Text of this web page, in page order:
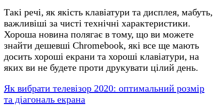
Такі речі, як якість клавіатури та дисплея, мабуть,
важливіші за чисті технічні характеристики.
Хороша новина полягає в тому, що ви можете
знайти дешевші Chromebook, які все ще мають
досить хороші екрани та хороші клавіатури, на
яких ви не будете проти друкувати цілий день.
Як вибрати телевізор 2020: оптимальний розмір
та діагональ екрана